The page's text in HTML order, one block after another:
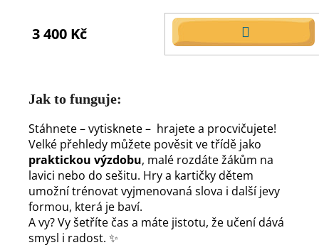
3 400 Kč
DO
KOŠÍKU
Jak to funguje:
Stáhnete – vytisknete – hrajete a procvičujete!
Velké přehledy můžete pověsit ve třídě jako
praktickou výzdobu, malé rozdáte žákům na
lavici nebo do sešitu. Hry a kartičky dětem
umožní trénovat vyjmenovaná slova i další jevy
formou, která je baví.
A vy? Vy šetříte čas a máte jistotu, že učení dává
smysl i radost. ✨